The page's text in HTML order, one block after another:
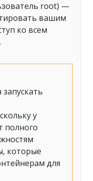
root) —
вашим
ко всем
у
полного
которые
для